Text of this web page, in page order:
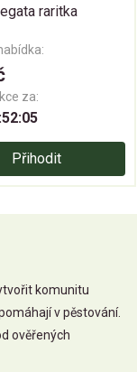
raritka
za:
Přihodit
komunitu
v pěstování.
ověřených